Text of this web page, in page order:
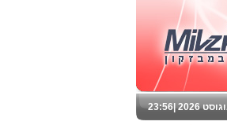
23:56